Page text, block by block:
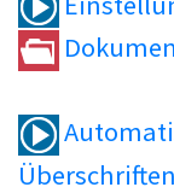
Überschriften